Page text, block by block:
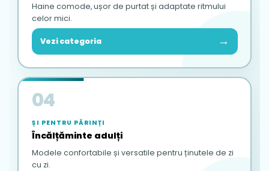
Haine comode, ușor de purtat și adaptate ritmului
celor mici.
Vezi categoria →
04
ȘI PENTRU PĂRINȚI
Încălțăminte adulți
Modele confortabile și versatile pentru ținutele de zi
cu zi.